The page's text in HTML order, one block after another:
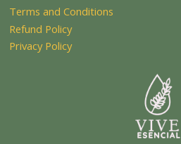
Terms and Conditions
Refund Policy
Privacy Policy